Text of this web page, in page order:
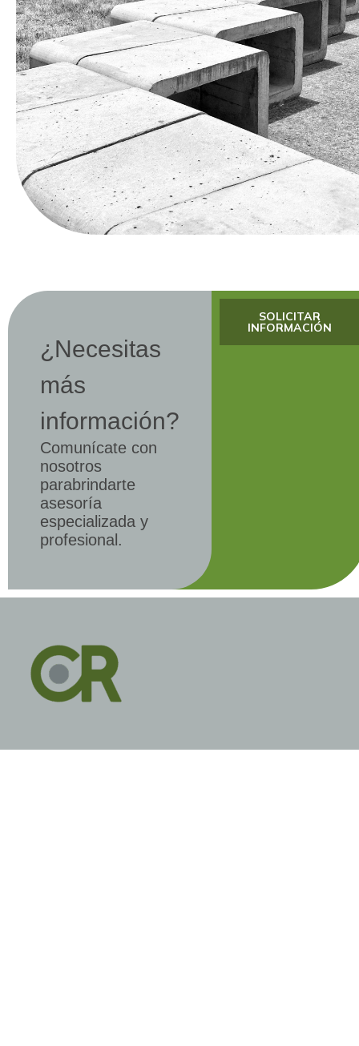
¿Necesitas
más
información?
Comunícate con
nosotros
parabrindarte
asesoría
especializada y
profesional.
SOLICITAR
INFORMACIÓN